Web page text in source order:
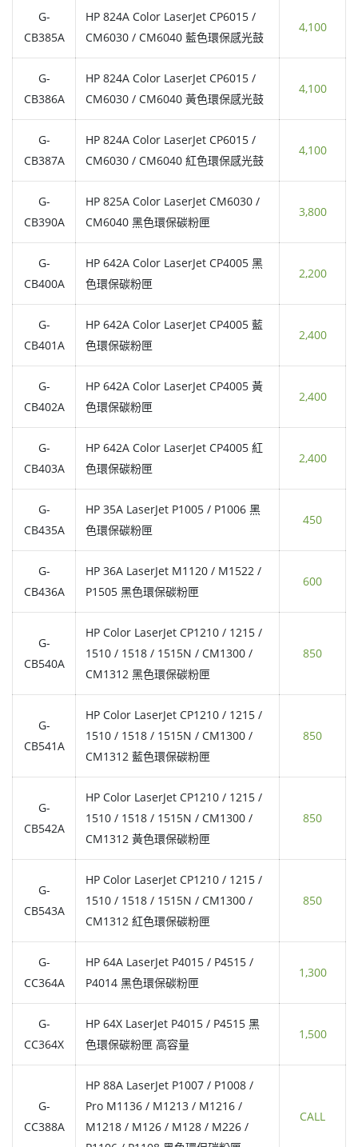
G-
CB385A
HP 824A Color LaserJet CP6015 /
CM6030 / CM6040 藍色環保感光鼓
4,100
G-
CB386A
HP 824A Color LaserJet CP6015 /
CM6030 / CM6040 黃色環保感光鼓
4,100
G-
CB387A
HP 824A Color LaserJet CP6015 /
CM6030 / CM6040 紅色環保感光鼓
4,100
G-
CB390A
HP 825A Color LaserJet CM6030 /
CM6040 黑色環保碳粉匣
3,800
G-
CB400A
HP 642A Color LaserJet CP4005 黑
色環保碳粉匣
2,200
G-
CB401A
HP 642A Color LaserJet CP4005 藍
色環保碳粉匣
2,400
G-
CB402A
HP 642A Color LaserJet CP4005 黃
色環保碳粉匣
2,400
G-
CB403A
HP 642A Color LaserJet CP4005 紅
色環保碳粉匣
2,400
G-
CB435A
HP 35A LaserJet P1005 / P1006 黑
色環保碳粉匣
450
G-
CB436A
HP 36A LaserJet M1120 / M1522 /
P1505 黑色環保碳粉匣
600
G-
CB540A
HP Color LaserJet CP1210 / 1215 /
1510 / 1518 / 1515N / CM1300 /
CM1312 黑色環保碳粉匣
850
G-
CB541A
HP Color LaserJet CP1210 / 1215 /
1510 / 1518 / 1515N / CM1300 /
CM1312 藍色環保碳粉匣
850
G-
CB542A
HP Color LaserJet CP1210 / 1215 /
1510 / 1518 / 1515N / CM1300 /
CM1312 黃色環保碳粉匣
850
G-
CB543A
HP Color LaserJet CP1210 / 1215 /
1510 / 1518 / 1515N / CM1300 /
CM1312 紅色環保碳粉匣
850
G-
CC364A
HP 64A LaserJet P4015 / P4515 /
P4014 黑色環保碳粉匣
1,300
G-
CC364X
HP 64X LaserJet P4015 / P4515 黑
色環保碳粉匣 高容量
1,500
G-
CC388A
HP 88A LaserJet P1007 / P1008 /
Pro M1136 / M1213 / M1216 /
M1218 / M126 / M128 / M226 /
CALL